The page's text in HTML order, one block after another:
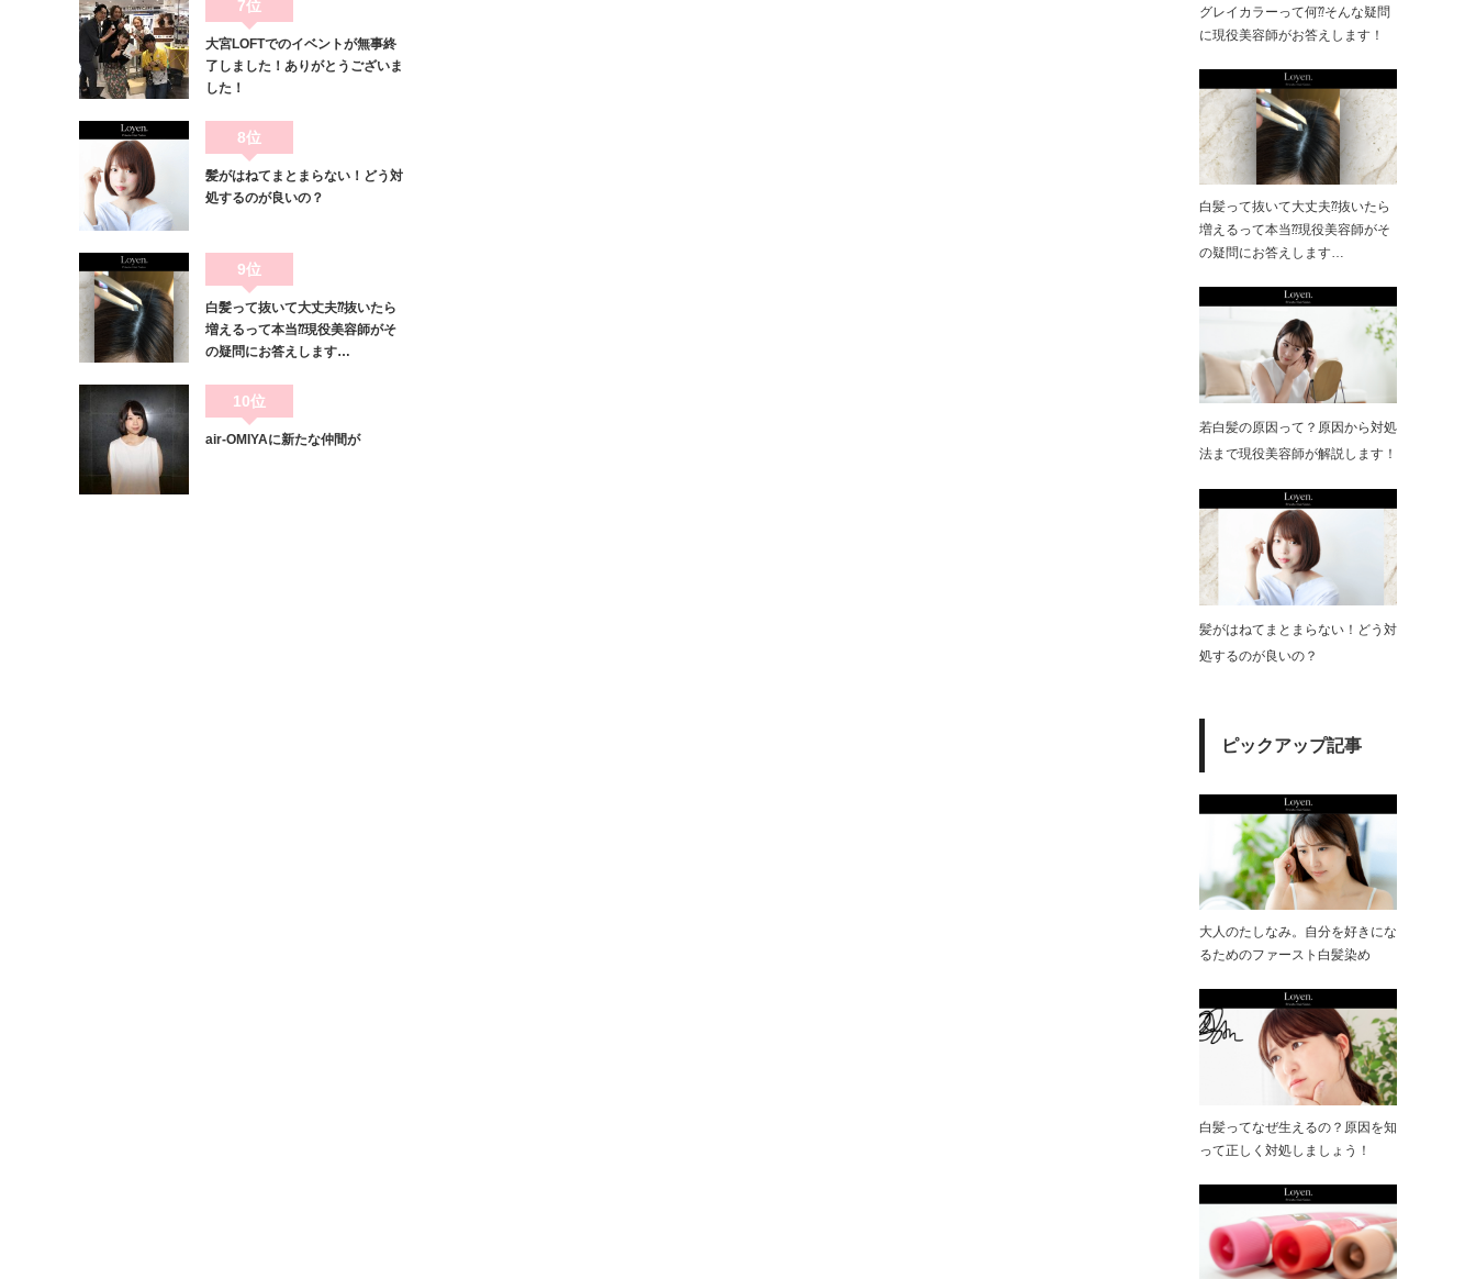
7位
大宮LOFTでのイベントが無事終
了しました！ありがとうございま
した！
8位
髪がはねてまとまらない！どう対
処するのが良いの？
9位
白髪って抜いて大丈夫⁇抜いたら
増えるって本当⁇現役美容師がそ
の疑問にお答えします…
10位
air-OMIYAに新たな仲間が
グレイカラーって何⁇そんな疑問
に現役美容師がお答えします！
白髪って抜いて大丈夫⁇抜いたら
増えるって本当⁇現役美容師がそ
の疑問にお答えします…
若白髪の原因って？原因から対処
法まで現役美容師が解説します！
髪がはねてまとまらない！どう対
処するのが良いの？
ピックアップ記事
大人のたしなみ。自分を好きにな
るためのファースト白髪染め
白髪ってなぜ生えるの？原因を知
って正しく対処しましょう！